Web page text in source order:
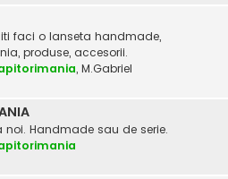
faci o lanseta handmade,
produse, accesorii.
, M.Gabriel
Handmade sau de serie.